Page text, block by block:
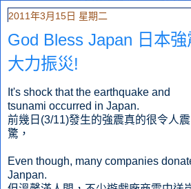
2011年3月15日 星期二
God Bless Japan 日本
大力振災!
It's shock that the earthquake and
tsunami occurred in Japan.
前幾日(3/11)發生的強震真的很令人震
驚，
Even though, many companies
Janpan.